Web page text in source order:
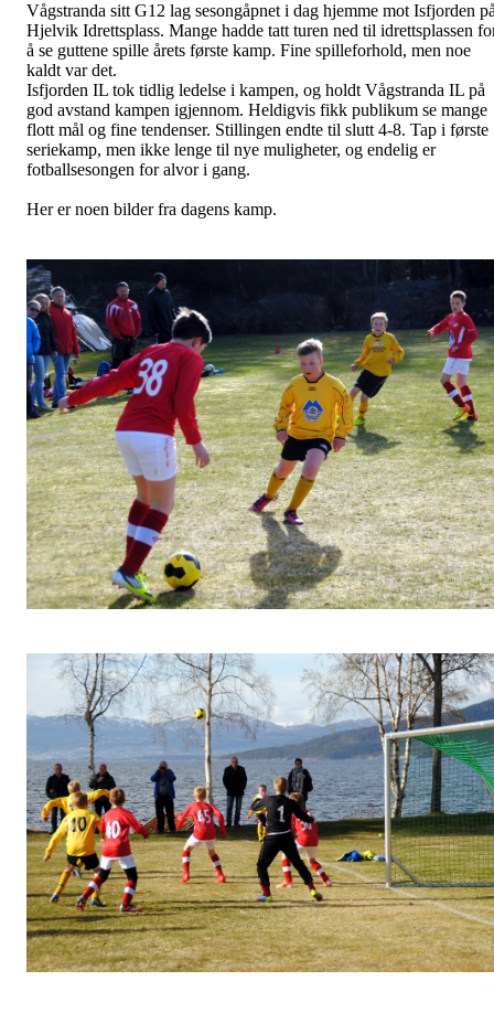
Vågstranda sitt G12 lag sesongåpnet i dag hjemme mot Isfjorden
Hjelvik Idrettsplass. Mange hadde tatt turen ned til idrettsplassen
å se guttene spille årets første kamp. Fine spilleforhold, men noe
kaldt var det.
Isfjorden IL tok tidlig ledelse i kampen, og holdt Vågstranda IL på
god avstand kampen igjennom. Heldigvis fikk publikum se mange
flott mål og fine tendenser. Stillingen endte til slutt 4-8. Tap i første
seriekamp, men ikke lenge til nye muligheter, og endelig er
fotballsesongen for alvor i gang.
Her er noen bilder fra dagens kamp.